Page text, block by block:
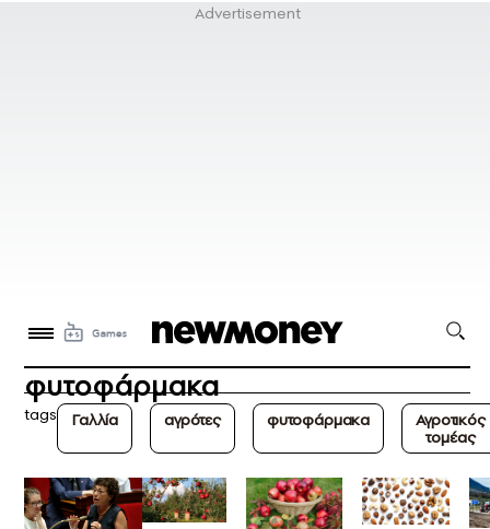
φυτοφάρμακα
tags Γαλλία αγρότες φυτοφάρμακα
Αγροτικός
τομέας